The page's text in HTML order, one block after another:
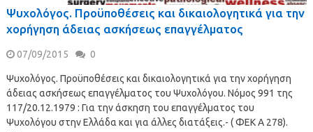
Ψυχολόγος. Προϋποθέσεις και δικαιολογητικά για την
χορήγηση άδειας ασκήσεως επαγγέλματος
07/09/2015 0
Ψυχολόγος. Προϋποθέσεις και δικαιολογητικά για την χορήγηση
άδειας ασκήσεως επαγγέλματος του Ψυχολόγου. Νόμος 991 της
117/20.12.1979 : Για την άσκηση του επαγγέλματος του
Ψυχολόγου στην Ελλάδα και για άλλες διατάξεις.- ( ΦΕΚ Α 278).